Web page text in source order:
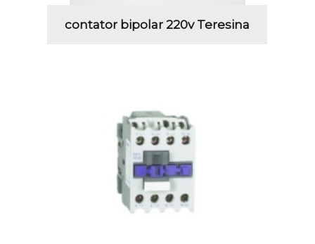
contator bipolar 220v Teresina